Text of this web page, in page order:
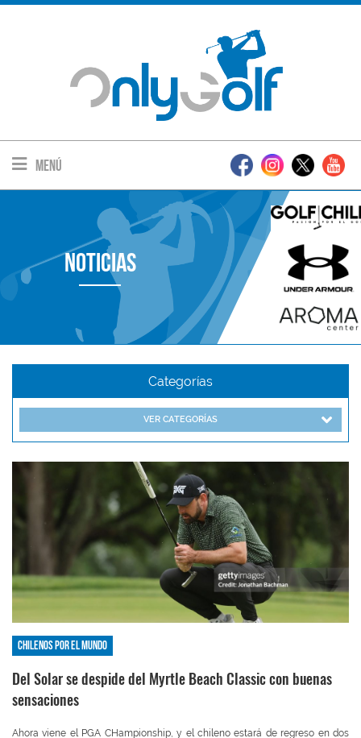
Menú
Noticias
Categorías
VER CATEGORÍAS
Chilenos por el mundo
Del Solar se despide del Myrtle Beach Classic con buenas
sensaciones
Ahora viene el PGA CHampionship, y el chileno estará de regreso en dos